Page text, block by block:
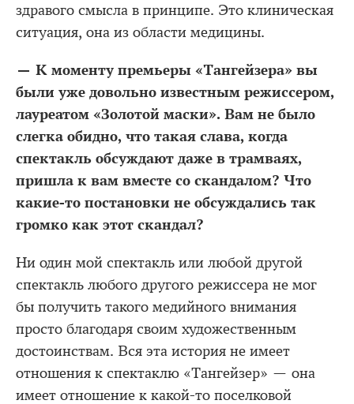
здравого смысла в принципе. Это клиническая
ситуация, она из области медицины.
— К моменту премьеры «Тангейзера» вы
были уже довольно известным режиссером,
лауреатом «Золотой маски». Вам не было
слегка обидно, что такая слава, когда
спектакль обсуждают даже в трамваях,
пришла к вам вместе со скандалом? Что
какие-то постановки не обсуждались так
громко как этот скандал?
Ни один мой спектакль или любой другой
спектакль любого другого режиссера не мог
бы получить такого медийного внимания
просто благодаря своим художественным
достоинствам. Вся эта история не имеет
отношения к спектаклю «Тангейзер» — она
имеет отношение к какой-то поселковой